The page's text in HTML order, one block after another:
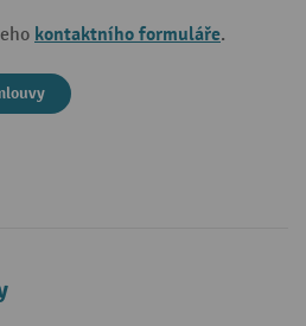
kontaktního formuláře.